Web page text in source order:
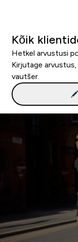
Kõik
Hetkel arvustusi
Kirjutage
vautšer.